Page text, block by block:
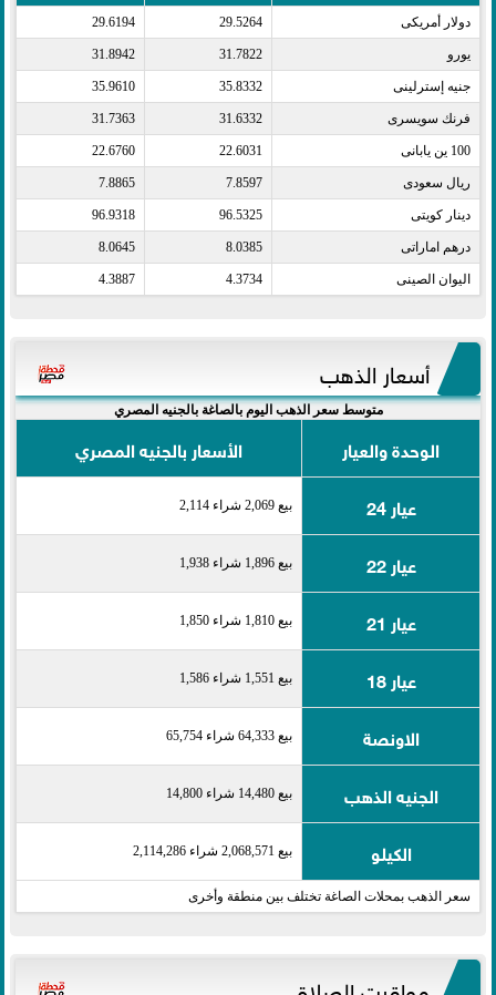
دولار أمريكى​ 29.5264
29.6194
يورو​ 31.7822
31.8942
جنيه إسترلينى​ 35.8332
35.9610
فرنك سويسرى​ 31.6332
31.7363
100 ين يابانى​ 22.6031
22.6760
ريال سعودى​ 7.8597
7.8865
دينار كويتى​ 96.5325
96.9318
درهم اماراتى​ 8.0385
8.0645
اليوان الصينى​ 4.3734
4.3887
أسعار الذهب
متوسط سعر الذهب اليوم بالصاغة بالجنيه المصري
الوحدة والعيار
الأسعار بالجنيه المصري
عيار 24
بيع 2,069 شراء 2,114
عيار 22 بيع 1,896 شراء 1,938
عيار 21 بيع 1,810 شراء 1,850
عيار 18 بيع 1,551 شراء 1,586
الاونصة بيع 64,333 شراء 65,754
الجنيه الذهب بيع 14,480 شراء 14,800
الكيلو بيع 2,068,571 شراء 2,114,286
سعر الذهب بمحلات الصاغة تختلف بين منطقة وأخرى